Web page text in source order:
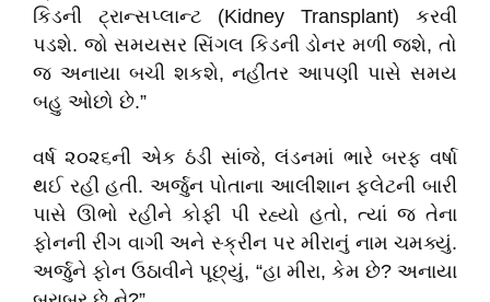
કિડની ટ્રાન્સપ્લાન્ટ (Kidney Transplant) કરવી
પડશે. જો સમયસર સિંગલ કિડની ડોનર મળી જશે, તો
જ અનાયા બચી શકશે, નહીંતર આપણી પાસે સમય
બહુ ઓછો છે.”
​વર્ષ ૨૦૨૬ની એક ઠંડી સાંજે, લંડનમાં ભારે બરફ વર્ષા
થઈ રહી હતી. અર્જુન પોતાના આલીશાન ફ્લેટની બારી
પાસે ઊભો રહીને કોફી પી રહ્યો હતો, ત્યાં જ તેના
ફોનની રીંગ વાગી અને સ્ક્રીન પર મીરાનું નામ ચમક્યું.
અર્જુને ફોન ઉઠાવીને પૂછ્યું, “હા મીરા, કેમ છે? અનાયા